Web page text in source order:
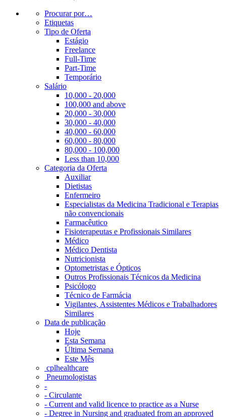
Procurar por…
Etiquetas
Tipo de Oferta
Estágio
Freelance
Full-Time
Part-Time
Temporário
Salário
10,000 - 20,000
100,000 and above
20,000 - 30,000
30,000 - 40,000
40,000 - 60,000
60,000 - 80,000
80,000 - 100,000
Less than 10,000
Categoria da Oferta
Auxiliar
Dietistas
Enfermeiro
Especialistas da Medicina Tradicional e Terapias
não convencionais
Farmacêutico
Fisioterapeutas e Profissionais Similares
Médico
Médico Dentista
Nutricionista
Optometristas e Ópticos
Outros Profissionais Técnicos da Medicina
Psicólogo
Técnico de Farmácia
Vigilantes, Assistentes Médicos e Trabalhadores
Similares
Data de publicação
Hoje
Esta Semana
Última Semana
Este Mês
‎ cplhealthcare‬
Pneumologistas
-
- Circulante
- Current and valid licence to practice as a Nurse
- Degree in Nursing and graduated from an approved